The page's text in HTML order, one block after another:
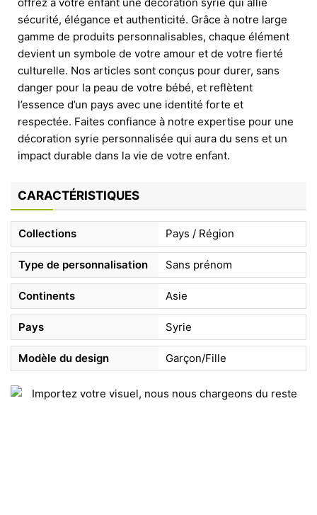
sécurité, élégance et authenticité. Grâce à notre large
gamme de produits personnalisables, chaque élément
devient un symbole de votre amour et de votre fierté
culturelle. Nos articles sont conçus pour durer, sans
danger pour la peau de votre bébé, et reflètent
l’essence d’un pays avec une identité forte et
respectée. Faites confiance à notre expertise pour une
décoration syrie personnalisée qui aura du sens et un
impact durable dans la vie de votre enfant.
CARACTÉRISTIQUES
Collections Pays / Région
Type de personnalisation Sans prénom
Continents Asie
Pays Syrie
Modèle du design Garçon/Fille